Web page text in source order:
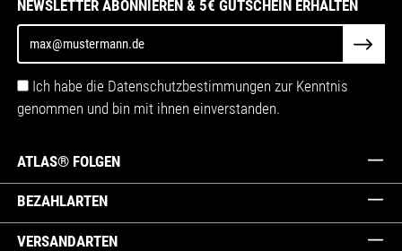
NEWSLETTER ABONNIEREN & 5€ GUTSCHEIN ERHALTEN
Ich habe die Datenschutzbestimmungen zur Kenntnis
genommen und bin mit ihnen einverstanden.
ATLAS® FOLGEN
BEZAHLARTEN
VERSANDARTEN